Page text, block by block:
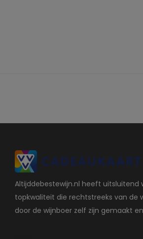
Altijddebestewijn.nl heeft uitsluitend
topkwaliteit die rechtstreeks van de
door de wijnboer zelf zijn gemaakt